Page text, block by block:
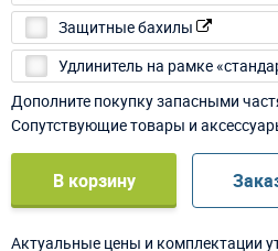
Защитные бахилы
Удлинитель на рамке
Дополните покупку запасными
Сопутствующие товары и
В корзину
Актуальные цены и комплектации